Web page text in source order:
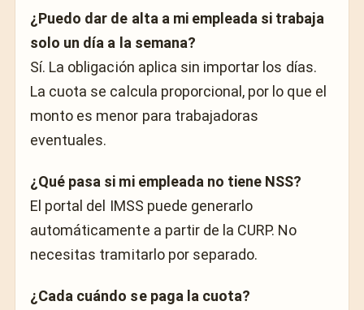
¿Puedo dar de alta a mi empleada si trabaja
solo un día a la semana?
Sí. La obligación aplica sin importar los días.
La cuota se calcula proporcional, por lo que el
monto es menor para trabajadoras
eventuales.
¿Qué pasa si mi empleada no tiene NSS?
El portal del IMSS puede generarlo
automáticamente a partir de la CURP. No
necesitas tramitarlo por separado.
¿Cada cuándo se paga la cuota?